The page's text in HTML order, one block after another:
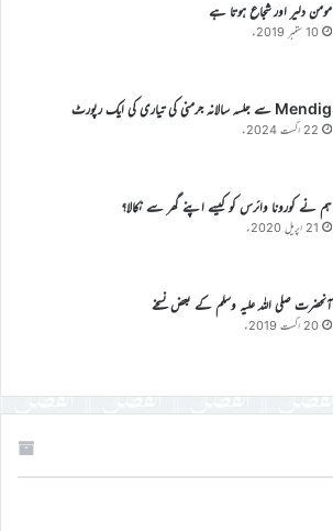
مومن دلیر اور شجاع ہوتا ہے
10 ستمبر 2019ء
Mendig سے جلسہ سالانہ جرمنی کی تیاری کی ایک رپورٹ
22 اگست 2024ء
ہم نے کورونا وائرس کو کیسے اپنے گھر سے نکالا؟
21 اپریل 2020ء
آنحضرت صلی اللہ علیہ وسلم کے بعض نسخے
20 اگست 2019ء